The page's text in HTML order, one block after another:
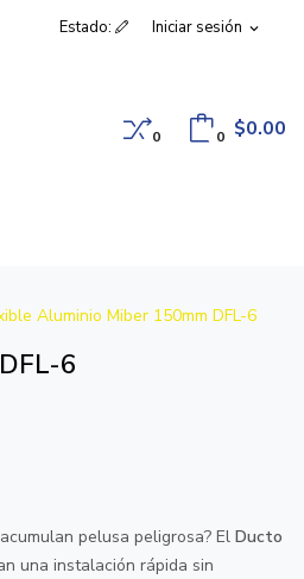
Iniciar sesión expand_more
Estado:
0 $0.00
0
Aluminio Miber 150mm DFL-6
6
pelusa peligrosa? El Ducto
una instalación rápida sin